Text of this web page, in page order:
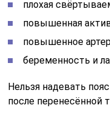
плохая
повышенная
повышенное
беременность и
Нельзя надевать
после перенесённой